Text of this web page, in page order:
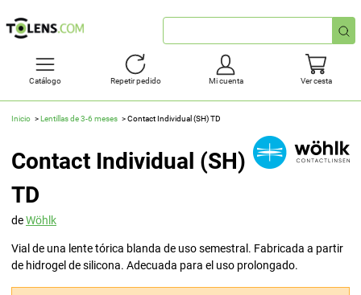
Búsqueda
rápida
Catálogo Repetir pedido Mi cuenta Ver cesta
Inicio Lentillas de 3-6 meses Contact Individual (SH) TD
Contact Individual (SH)
TD
deWöhlk
Vial de una lente tórica blanda de uso semestral. Fabricada a partir
de hidrogel de silicona. Adecuada para el uso prolongado.